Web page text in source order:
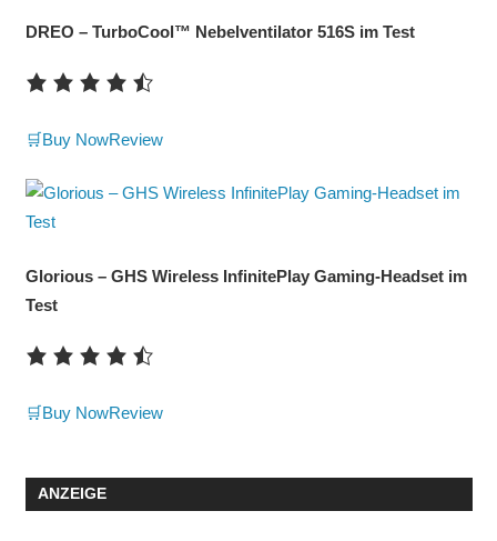
DREO – TurboCool™ Nebelventilator 516S im Test
🛒Buy NowReview
Glorious – GHS Wireless InfinitePlay Gaming-Headset im
Test
🛒Buy NowReview
ANZEIGE